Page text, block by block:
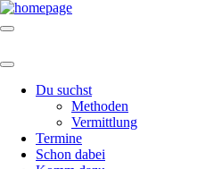
Du suchst
Methoden
Vermittlung
Termine
Schon dabei